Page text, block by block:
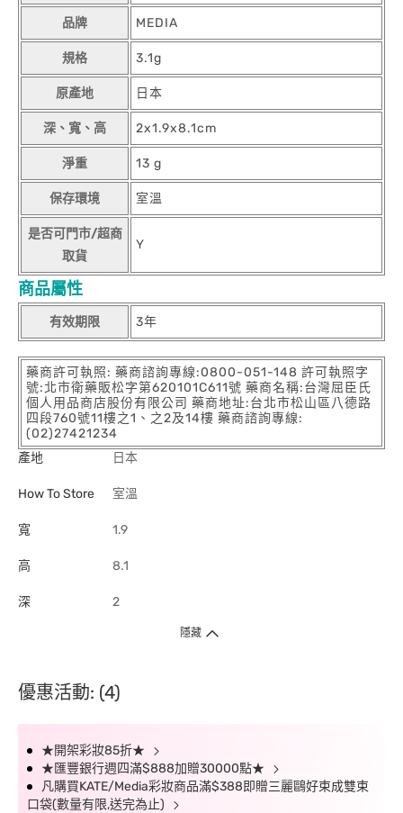
品牌 MEDIA
規格 3.1g
原產地 日本
深、寬、高 2x1.9x8.1cm
淨重 13 g
保存環境 室溫
是否可門市/超商
取貨
Y
商品屬性
有效期限 3年
藥商許可執照: 藥商諮詢專線:0800-051-148 許可執照字
號:北市衛藥販松字第620101C611號 藥商名稱:台灣屈臣氏
個人用品商店股份有限公司 藥商地址:台北市松山區八德路
四段760號11樓之1、之2及14樓 藥商諮詢專線:
(02)27421234
產地
日本
How To Store 室溫
寬 1.9
高 8.1
深 2
隱藏
優惠活動: (4)
★開架彩妝85折★
★匯豐銀行週四滿$888加贈30000點★
凡購買KATE/Media彩妝商品滿$388即贈三麗鷗好束成雙束
口袋(數量有限,送完為止)